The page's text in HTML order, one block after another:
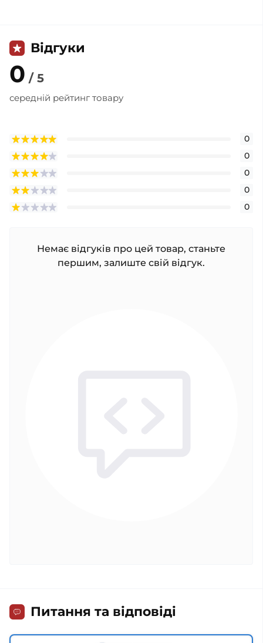
Відгуки
0 / 5
середній рейтинг товару
0
0
0
0
0
Немає відгуків про цей товар, станьте
першим, залиште свій відгук.
Питання та відповіді